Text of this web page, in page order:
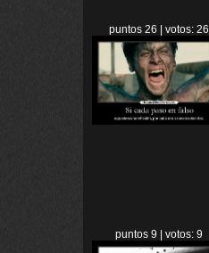
puntos 26 | votos: 26
puntos 9 | votos: 9